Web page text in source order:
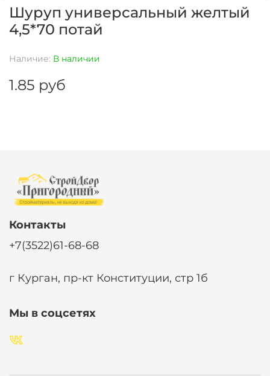
Наличие: В наличии
Шуруп универсальный желтый
4,5*70 потай
1.85 руб
Контакты
+7(3522)61-68-68
г Курган, пр-кт Конституции, стр 1б
Мы в соцсетях